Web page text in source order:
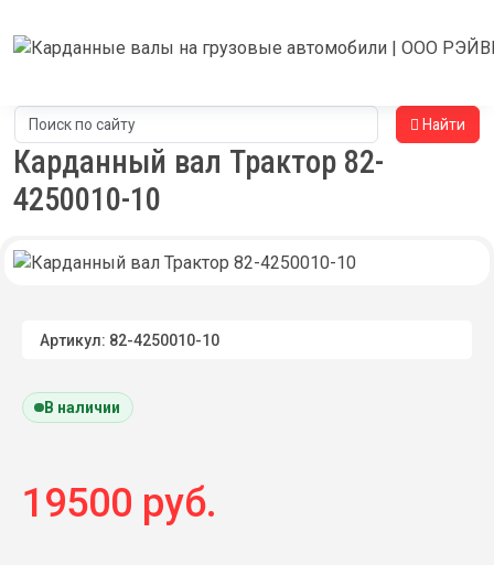
Найти
Карданный вал Трактор 82-
4250010-10
Артикул: 82-4250010-10
В наличии
19500 руб.